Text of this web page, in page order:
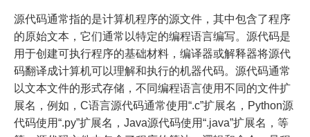
源代码通常指的是计算机程序的源文件，其中包含了程序
的原始文本，它们通常以特定的编程语言编写。源代码是
用于创建可执行程序的基础材料，编译器或解释器将源代
码翻译成计算机可以理解和执行的机器代码。源代码通常
以文本文件的形式存储，不同编程语言使用不同的文件扩
展名，例如，C语言源代码通常使用“.c”扩展名，Python源
代码使用“.py”扩展名，Java源代码使用“.java”扩展名，等